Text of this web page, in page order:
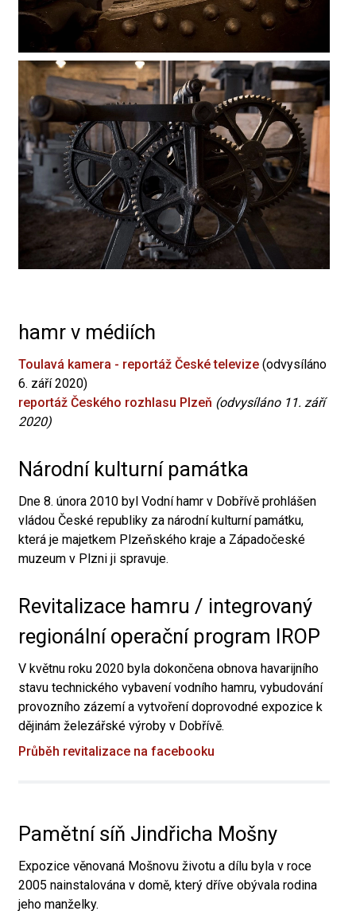
hamr v médiích
Toulavá kamera - reportáž České televize (odvysíláno
6. září 2020)
reportáž Českého rozhlasu Plzeň (odvysíláno 11. září
2020)
Národní kulturní památka
Dne 8. února 2010 byl Vodní hamr v Dobřívě prohlášen
vládou České republiky za národní kulturní památku,
která je majetkem Plzeňského kraje a Západočeské
muzeum v Plzni ji spravuje.
Revitalizace hamru / integrovaný
regionální operační program IROP
V květnu roku 2020 byla dokončena obnova havarijního
stavu technického vybavení vodního hamru, vybudování
provozního zázemí a vytvoření doprovodné expozice k
dějinám železářské výroby v Dobřívě.
Průběh revitalizace na facebooku
Pamětní síň Jindřicha Mošny
Expozice věnovaná Mošnovu životu a dílu byla v roce
2005 nainstalována v domě, který dříve obývala rodina
jeho manželky.